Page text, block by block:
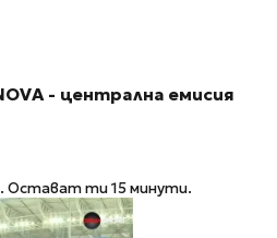
- централна емисия
Остават ти 15 минути.